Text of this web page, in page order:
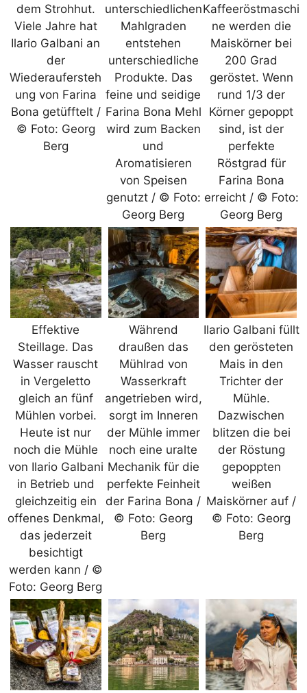
dem Strohhut.
Viele Jahre hat
Ilario Galbani an
der
Wiederaufersteh
ung von Farina
Bona getüfftelt /
© Foto: Georg
Berg
unterschiedlichen
Mahlgraden
entstehen
unterschiedliche
Produkte. Das
feine und seidige
Farina Bona Mehl
wird zum Backen
und
Aromatisieren
von Speisen
genutzt / © Foto:
Georg Berg
Kaffeeröstmaschi
ne werden die
Maiskörner bei
200 Grad
geröstet. Wenn
rund 1/3 der
Körner gepoppt
sind, ist der
perfekte
Röstgrad für
Farina Bona
erreicht / © Foto:
Georg Berg
Effektive
Steillage. Das
Wasser rauscht
in Vergeletto
gleich an fünf
Mühlen vorbei.
Heute ist nur
noch die Mühle
von Ilario Galbani
in Betrieb und
gleichzeitig ein
offenes Denkmal,
das jederzeit
besichtigt
werden kann / ©
Foto: Georg Berg
Während
draußen das
Mühlrad von
Wasserkraft
angetrieben wird,
sorgt im Inneren
der Mühle immer
noch eine uralte
Mechanik für die
perfekte Feinheit
der Farina Bona /
© Foto: Georg
Berg
Ilario Galbani füllt
den gerösteten
Mais in den
Trichter der
Mühle.
Dazwischen
blitzen die bei
der Röstung
gepoppten
weißen
Maiskörner auf /
© Foto: Georg
Berg